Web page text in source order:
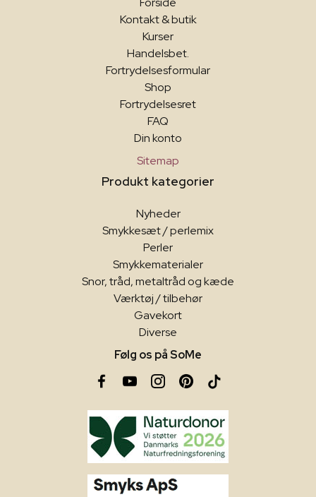
Kontakt & butik
Kurser
Handelsbet.
Fortrydelsesformular
Shop
Fortrydelsesret
FAQ
Din konto
Sitemap
Produkt kategorier
Nyheder
Smykkesæt / perlemix
Perler
Smykkematerialer
Snor, tråd, metaltråd og kæde
Værktøj / tilbehør
Gavekort
Diverse
Følg os på SoMe